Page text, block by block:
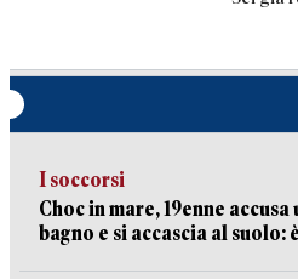
I soccorsi
Choc in mare, 19enne
bagno e si accascia al